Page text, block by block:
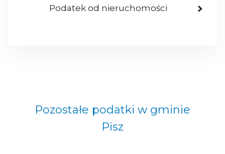
Podatek od nieruchomości
Pozostałe podatki w gminie
Pisz